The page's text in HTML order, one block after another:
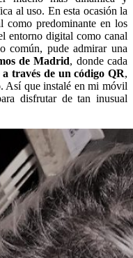
al uso. En esta ocasión la
como predominante en los
entorno digital como canal
común, pude admirar una
de Madrid, donde cada
través de un código QR,
Así que instalé en mi móvil
disfrutar de tan inusual